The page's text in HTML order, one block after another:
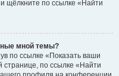
щёлкните по ссылке «Найти
мной темы?
по ссылке «Показать ваши
странице, по ссылке «Найти